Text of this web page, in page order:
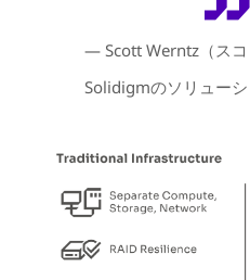
— Scott Werntz（スコ
Solidigmのソリュー